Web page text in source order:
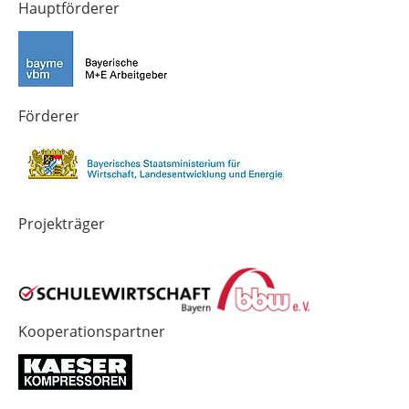
von
Technik-
in
Bayern
4.0
von
Hauptförderer
Förderer
Projekträger
Kooperationspartner